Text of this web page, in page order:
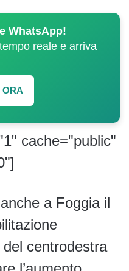
WhatsApp!
reale e arriva
ORA
cache="public"
a Foggia il
centrodestra